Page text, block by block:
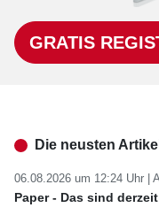
GRATIS
Die neusten Artikel
06.08.2026 um 12:24 Uhr |
Paper - Das sind